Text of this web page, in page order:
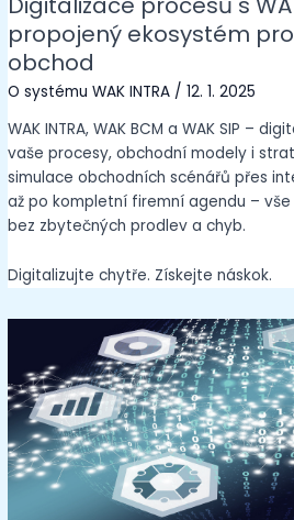
propojený ekosystém
obchod
O systému WAK INTRA /12. 1. 2025
WAK INTRA, WAK BCM a WAK SIP –
vaše procesy, obchodní modely i
simulace obchodních scénářů přes
až po kompletní firemní agendu –
bez zbytečných prodlev a chyb.
Digitalizujte chytře. Získejte náskok.